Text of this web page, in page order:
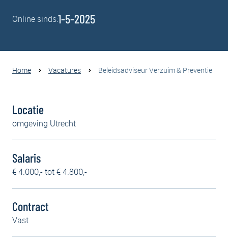
Online sinds:1-5-2025
Home Vacatures Beleidsadviseur Verzuim & Preventie
Locatie
omgeving Utrecht
Salaris
€ 4.000,- tot € 4.800,-
Contract
Vast